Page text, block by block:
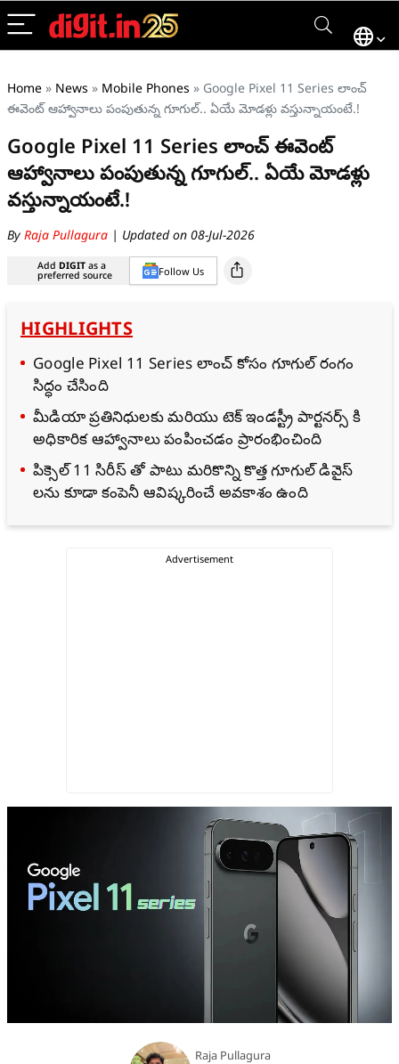
Home » News » Mobile Phones » Google Pixel 11 Series లాంచ్‌
ఈవెంట్‌ ఆహ్వానాలు పంపుతున్న గూగుల్.. ఏయే మోడళ్లు వస్తున్నాయంటే.!
Google Pixel 11 Series లాంచ్‌ ఈవెంట్‌
ఆహ్వానాలు పంపుతున్న గూగుల్.. ఏయే మోడళ్లు
వస్తున్నాయంటే.!
By Raja Pullagura | Updated on 08-Jul-2026
Add DIGIT as a
preferred source Follow Us
HIGHLIGHTS
Google Pixel 11 Series లాంచ్‌ కోసం గూగుల్ రంగం
సిద్ధం చేసింది
మీడియా ప్రతినిధులకు మరియు టెక్ ఇండస్ట్రీ పార్టనర్స్ కి
అధికారిక ఆహ్వానాలు పంపించడం ప్రారంభించింది
పిక్సెల్ 11 సిరీస్‌ తో పాటు మరికొన్ని కొత్త గూగుల్ డివైస్‌
లను కూడా కంపెనీ ఆవిష్కరించే అవకాశం ఉంది
Raja Pullagura